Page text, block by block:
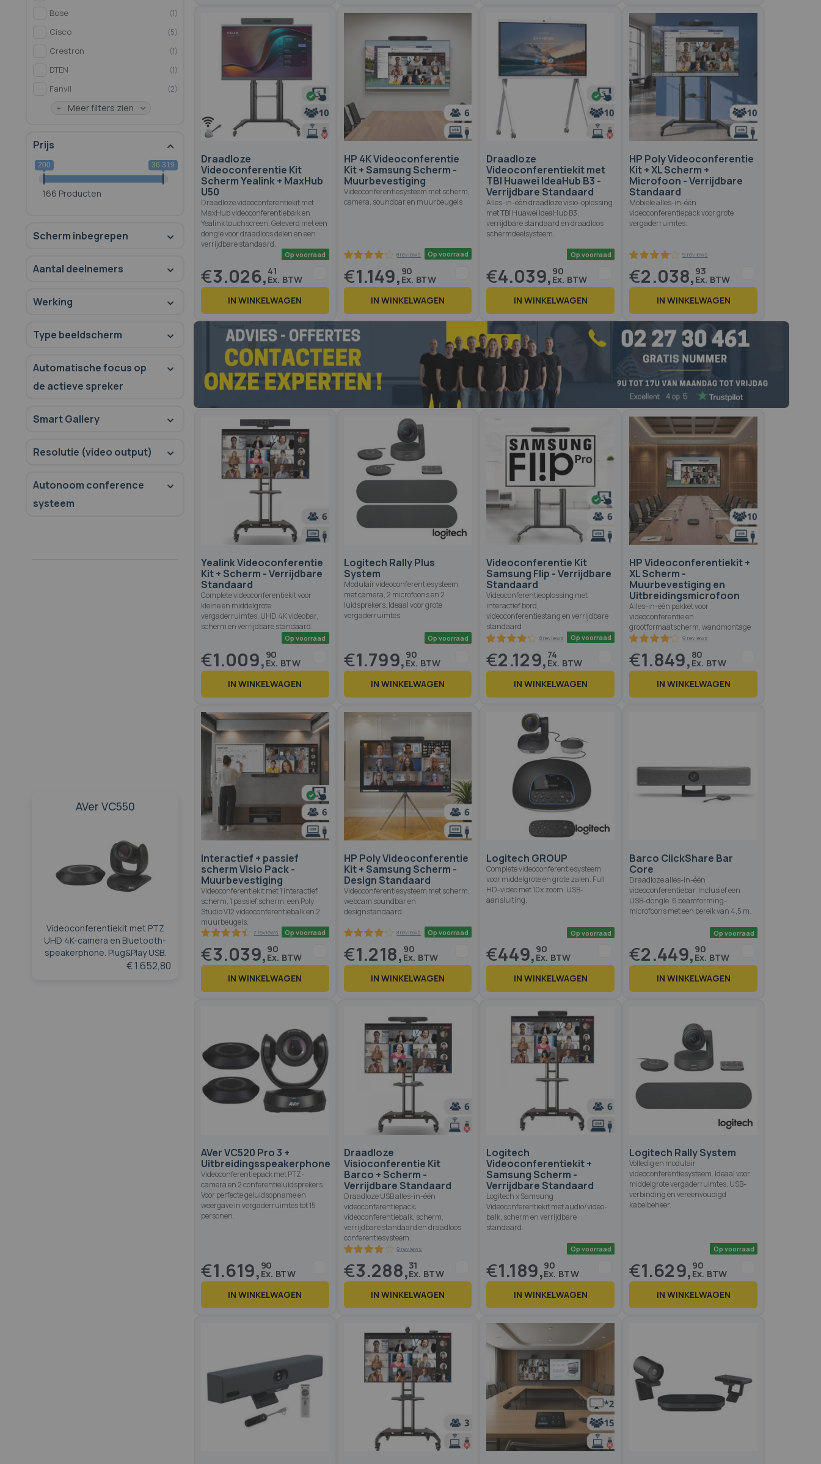
82.6
% of100
Op voorraad 1 reviews
82.6
% of100
Op voorraad
Draadloze
Videoconferentie Kit
Scherm Yealink + MaxHub
U50
Draadloze videoconferentiekit met
MaxHub videoconferentiebalk en
Yealink touchscreen. Geleverd met een
dongle voor draadloos delen en een
verrijdbare standaard.
Op voorraad
€3.026, 41
IN WINKELWAGEN
HP 4K Videoconferentie
Kit + Samsung Scherm -
Muurbevestiging
Videoconferentiesysteem met scherm,
camera, soundbar en muurbeugels
82.6
% of
Op voorraad
€1.149, 90
IN WINKELWAGEN
Draadloze
Videoconferentiekit met
TBI Huawei IdeaHub B3 -
Verrijdbare Standaard
Alles-in-één draadloze visio-oplossing
met TBI Huawei IdeaHub B3,
verrijdbare standaard en draadloos
schermdeelsysteem.
Op voorraad
€4.039, 90
IN WINKELWAGEN
HP Poly Videoconferentie
Kit + XL Scherm +
Microfoon - Verrijdbare
Standaard
Mobiele alles-in-één
videoconferentiepack voor grote
vergaderruimtes.
82.2
% of
€2.038, 93
IN WINKELWAGEN
Yealink Videoconferentie
Kit + Scherm - Verrijdbare
Standaard
Complete videoconferentiekit voor
kleine en middelgrote
vergaderruimtes. UHD 4K videobar,
scherm en verrijdbare standaard.
Op voorraad
€1.009, 90
IN WINKELWAGEN
Logitech Rally Plus
System
Modulair videoconferentiesysteem
met camera, 2 microfoons en 2
luidsprekers. Ideaal voor grote
vergaderruimtes.
Op voorraad
€1.799, 90
IN WINKELWAGEN
Videoconferentie Kit
Samsung Flip - Verrijdbare
Standaard
Videoconferentieoplossing met
interactief bord,
videoconferentiestang en verrijdbare
standaard
82.6
% of 100
Op voorraad
€2.129, 74
IN WINKELWAGEN
HP Videoconferentiekit +
XL Scherm -
Muurbevestiging en
Uitbreidingsmicrofoon
Alles-in-één pakket voor
videoconferentie en
grootformaatscherm, wandmontage
82.2
% of100
€1.849, 80
IN WINKELWAGEN
Interactief + passief
scherm Visio Pack -
Muurbevestiging
Videoconferentiekit met 1 interactief
scherm, 1 passief scherm, een Poly
Studio V12 videoconferentiebalk en 2
muurbeugels.
€3.039, 90
IN WINKELWAGEN
HP Poly Videoconferentie
Kit + Samsung Scherm -
Design Standaard
Videoconferentiesysteem met scherm,
webcam soundbar en
designstandaard
82.6
% of100
8 reviews Op voorraad
€1.218, 90
IN WINKELWAGEN
Logitech GROUP
Complete videoconferentiesysteem
voor middelgrote en grote zalen. Full
HD-video met 10x zoom. USB-
aansluiting.
€449, 90
IN WINKELWAGEN
Barco ClickShare Bar
Core
Draadloze alles-in-één
videoconferentiebar. Inclusief een
USB-dongle. 6 beamforming-
microfoons met een bereik van 4,5 m.
€2.449, 90
IN WINKELWAGEN
AVer VC520 Pro 3 +
Uitbreidingsspeakerphone
Videoconferentiepack met PTZ-
camera en 2 conferentieluidsprekers.
Voor perfecte geluidsopname en
weergave in vergaderruimtes tot 15
personen.
€1.619, 90
IN WINKELWAGEN
Draadloze
Visioconferentie Kit
Barco + Scherm -
Verrijdbare Standaard
Draadloze USB alles-in-één
videoconferentiepack:
videoconferentiebalk, scherm,
verrijdbare standaard en draadloos
conferentiesysteem.
€3.288,31
IN WINKELWAGEN
Logitech
Videoconferentiekit +
Samsung Scherm -
Verrijdbare Standaard
Logitech x Samsung
Videoconferentiekit met audio/video-
balk, scherm en verrijdbare
standaard.
€1.189,90
IN WINKELWAGEN
Logitech Rally System
Volledig en modulair
videoconferentiesysteem. Ideaal voor
middelgrote vergaderruimtes. USB-
verbinding en vereenvoudigd
kabelbeheer.
€1.629, 90
IN WINKELWAGEN
Bose 1
Cisco 5
Crestron 1
DTEN 1
Fanvil 2
Meer filters zien
Prijs
200 36 319
166 Producten
Scherm inbegrepen
Aantal deelnemers
Werking
Type beeldscherm
Automatische focus op
de actieve spreker
Smart Gallery
Resolutie (video output)
Autonoom conference
systeem
AVer VC550
Videoconferentiekit met PTZ
UHD 4K-camera en Bluetooth-
speakerphone. Plug&Play USB.
€ 1.652,80